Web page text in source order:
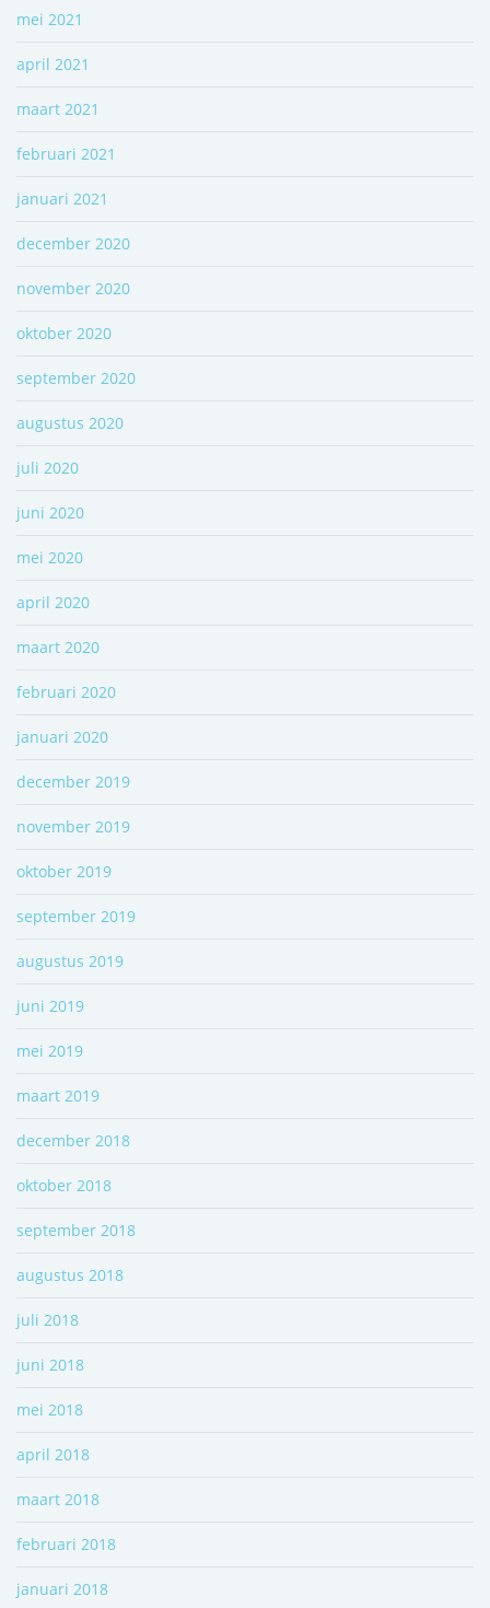
mei 2021
april 2021
maart 2021
februari 2021
januari 2021
december 2020
november 2020
oktober 2020
september 2020
augustus 2020
juli 2020
juni 2020
mei 2020
april 2020
maart 2020
februari 2020
januari 2020
december 2019
november 2019
oktober 2019
september 2019
augustus 2019
juni 2019
mei 2019
maart 2019
december 2018
oktober 2018
september 2018
augustus 2018
juli 2018
juni 2018
mei 2018
april 2018
maart 2018
februari 2018
januari 2018